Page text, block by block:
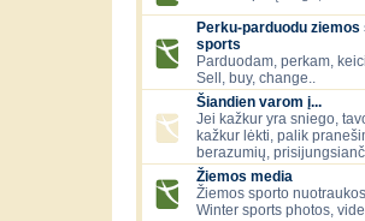
Perku-parduodu
sports
Parduodam, perkam,
Sell, buy, change..
Šiandien varom į...
Jei kažkur yra sniego,
kažkur lėkti, palik
berazumių,
Žiemos media
Žiemos sporto
Winter sports photos,